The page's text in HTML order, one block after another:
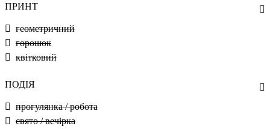
ПРИНТ
геометричний
горошок
квітковий
ПОДІЯ
прогулянка / робота
свято / вечірка